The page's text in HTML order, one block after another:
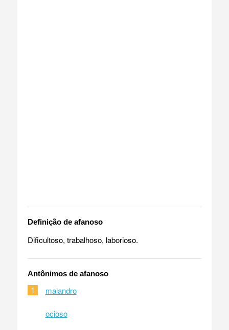
Definição de afanoso
Dificultoso, trabalhoso, laborioso.
Antônimos de afanoso
1 malandro
ocioso